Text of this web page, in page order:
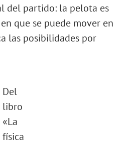
del partido: la pelota es
que se puede mover en
las posibilidades por
Del
libro
«La
física